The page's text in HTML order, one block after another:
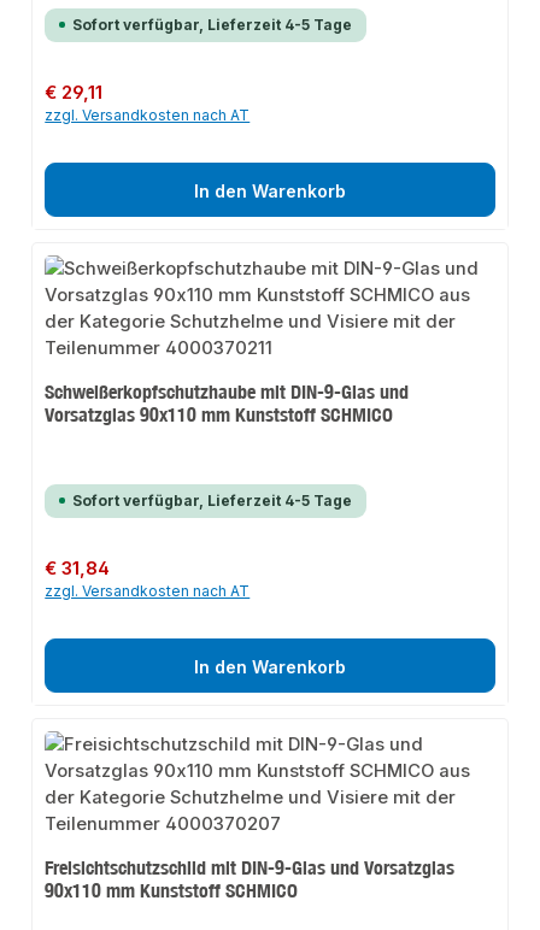
Sofort verfügbar, Lieferzeit 4-5 Tage
Regulärer Preis:
€ 29,11
zzgl. Versandkosten nach AT
In den Warenkorb
Schweißerkopfschutzhaube mit DIN-9-Glas und
Vorsatzglas 90x110 mm Kunststoff SCHMICO
Sofort verfügbar, Lieferzeit 4-5 Tage
Regulärer Preis:
€ 31,84
zzgl. Versandkosten nach AT
In den Warenkorb
Freisichtschutzschild mit DIN-9-Glas und Vorsatzglas
90x110 mm Kunststoff SCHMICO